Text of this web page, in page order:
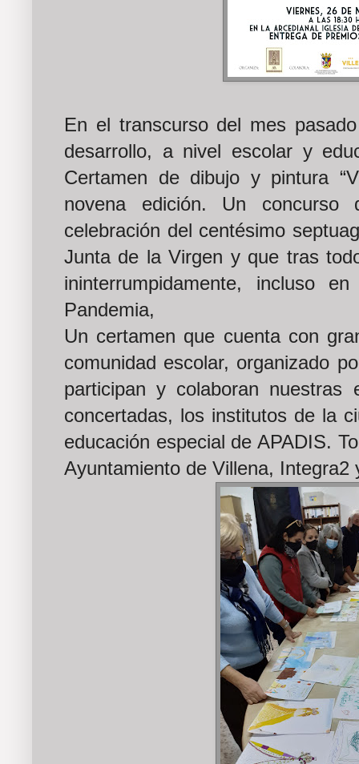
En el transcurso del mes
desarrollo, a nivel escolar y
Certamen de dibujo y pintura
novena edición. Un
celebración del centésimo
Junta de la Virgen y que tras
ininterrumpidamente, incluso
Pandemia,
Un certamen que cuenta con
comunidad escolar, organizado
participan y colaboran nuestras
concertadas, los institutos de la
educación especial de APADIS.
Ayuntamiento de Villena, Integra2